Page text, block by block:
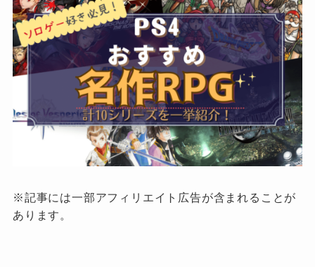
※記事には一部アフィリエイト広告が含まれることが
あります。